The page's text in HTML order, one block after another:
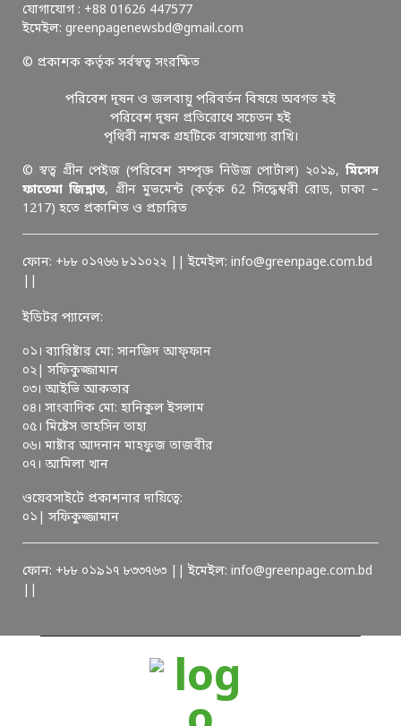
যোগাযোগ : +88 01626 447577
ইমেইল: greenpagenewsbd@gmail.com
© প্রকাশক কর্তৃক সর্বস্বত্ব সংরক্ষিত
পরিবেশ দূষন ও জলবায়ু পরিবর্তন বিষয়ে অবগত হই
পরিবেশ দূষন প্রতিরোধে সচেতন হই
পৃথিবী নামক গ্রহটিকে বাসযোগ্য রাখি।
© স্বত্ব গ্রীন পেইজ (পরিবেশ সম্পৃক্ত নিউজ পোর্টাল) ২০১৯, মিসেস
ফাতেমা জিন্নাত, গ্রীন মুভমেন্ট (কর্তৃক 62 সিদ্ধেশ্বরী রোড, ঢাকা –
1217) হতে প্রকাশিত ও প্রচারিত
ফোন: +৮৮ ০১৭৬৬ ৮১১০২২ || ইমেইল: info@greenpage.com.bd
ইডিটর প্যানেল:
০১। ব্যারিষ্টার মো: সানজিদ আফ্ফান
০২| সফিকুজ্জামান
০৩। আইভি আকতার
০৪। সাংবাদিক মো: হানিকুল ইসলাম
০৫। মিষ্টেস তাহসিন তাহা
০৬। মাষ্টার আদনান মাহফুজ তাজবীর
০৭। আমিলা খান
ওয়েবসাইটে প্রকাশনার দায়িত্বে:
০১| সফিকুজ্জামান
ফোন: +৮৮ ০১৯১৭ ৮৩৩৭৬৩ || ইমেইল: info@greenpage.com.bd